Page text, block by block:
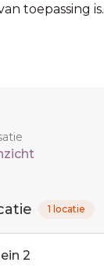
toepassing is.
1 locatie
2